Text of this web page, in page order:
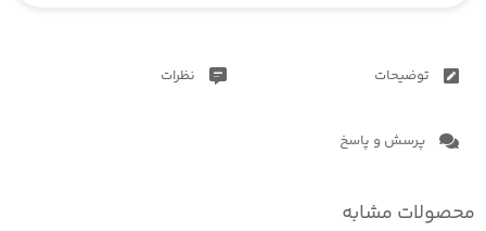
توضیحات نظرات
پرسش و پاسخ
محصولات مشابه